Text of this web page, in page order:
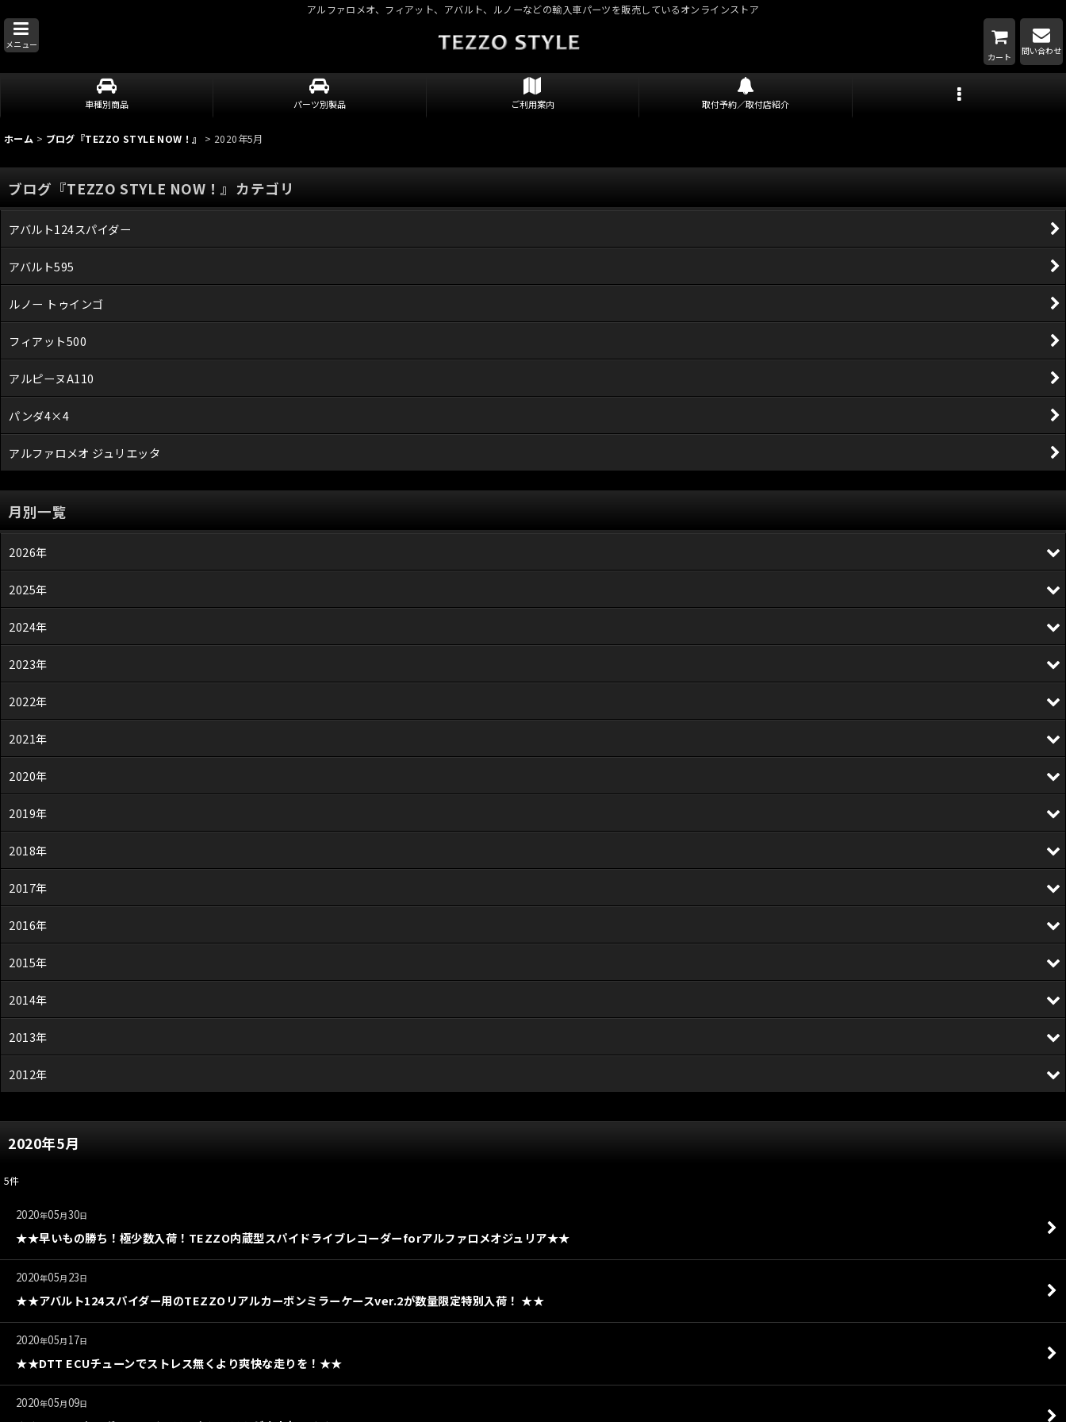
アルファロメオ、フィアット、アバルト、ルノーなどの輸入車パーツを販売しているオンラインストア
メニュー
カート
問い合わせ
車種別商品 パーツ別製品 ご利用案内 取付予約／取付店紹介
ホーム > ブログ『TEZZO STYLE NOW！』 > 2020年5月
2020年5月
5件
2020年05月30日
★★早いもの勝ち！極少数入荷！TEZZO内蔵型スパイドライブレコーダーforアルファロメオジュリア★★
2020年05月 23日
★★アバルト124スパイダー用のTEZZOリアルカーボンミラーケースver.2が数量限定特別入荷！ ★★
2020年05月 17日
★★DTT ECUチューンでストレス無くより爽快な走りを！★★
2020年05月09日
ブログ『TEZZO STYLE NOW！』カテゴリ
アバルト124スパイダー
アバルト595
ルノー トゥインゴ
フィアット500
アルピーヌA110
パンダ4×4
アルファロメオ ジュリエッタ
月別一覧
2026年
2025年
2024年
2023年
2022年
2021年
2020年
2019年
2018年
2017年
2016年
2015年
2014年
2013年
2012年